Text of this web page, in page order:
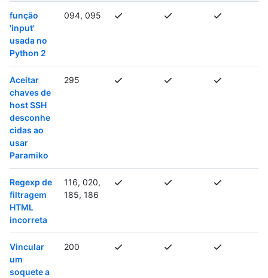
função
'input'
usada no
Python 2
094, 095
Aceitar
chaves de
host SSH
desconhe
cidas ao
usar
Paramiko
295
Regexp de
filtragem
HTML
incorreta
116, 020,
185, 186
Vincular
um
soquete a
200